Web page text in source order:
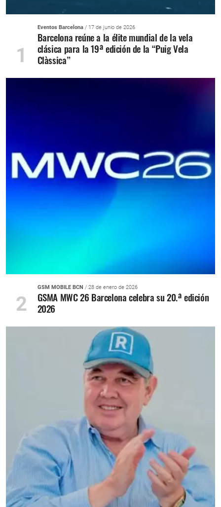
1
Eventos Barcelona/ 17 de junio de 2026
Barcelona reúne a la élite mundial de la vela
clásica para la 19ª edición de la “Puig Vela
Clàssica”
2
GSM MOBILE BCN / 28 de enero de 2026
GSMA MWC 26 Barcelona celebra su 20.ª edición
2026